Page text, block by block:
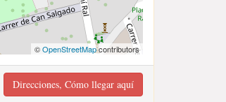
©OpenStreetMapcontributors
Direcciones, Cómo llegar aquí